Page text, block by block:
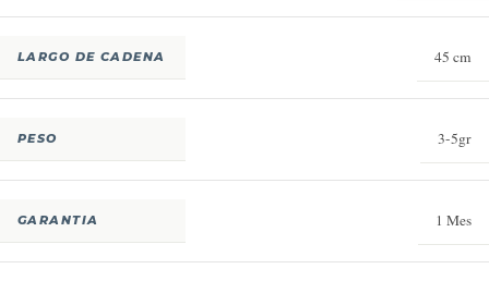
LARGO DE CADENA 45 cm
PESO 3-5gr
GARANTIA 1 Mes